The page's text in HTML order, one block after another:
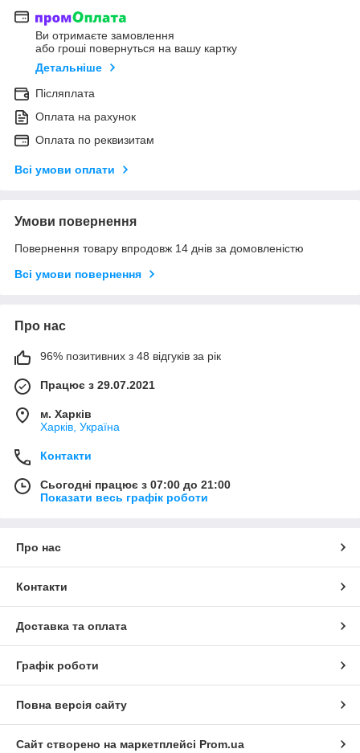
Ви отримаєте замовлення
або гроші повернуться на вашу картку
Детальніше
Післяплата
Оплата на рахунок
Оплата по реквизитам
Всі умови оплати
Умови повернення
Повернення товару впродовж 14 днів за домовленістю
Всі умови повернення
Про нас
96% позитивних з 48 відгуків за рік
Працює з 29.07.2021
м. Харків
Харків, Україна
Контакти
Сьогодні працює з 07:00 до 21:00
Показати весь графік роботи
Про нас
Контакти
Доставка та оплата
Графік роботи
Повна версія сайту
Сайт створено на маркетплейсі Prom.ua